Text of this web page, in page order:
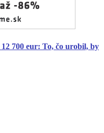
12 700 eur: To, čo urobil, by